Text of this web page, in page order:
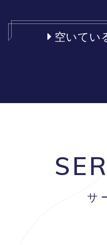
空いてい
サ